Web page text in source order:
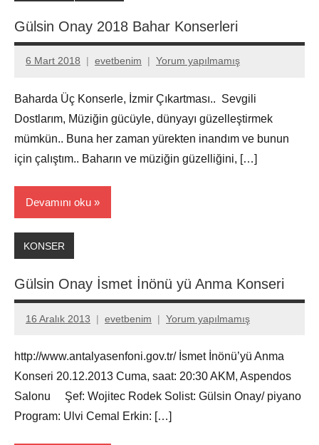
Gülsin Onay 2018 Bahar Konserleri
6 Mart 2018 evetbenim Yorum yapılmamış
Baharda Üç Konserle, İzmir Çıkartması.. Sevgili
Dostlarım, Müziğin gücüyle, dünyayı güzelleştirmek
mümkün.. Buna her zaman yürekten inandım ve bunun
için çalıştım.. Baharın ve müziğin güzelliğini, […]
Devamını oku
KONSER
Gülsin Onay İsmet İnönü yü Anma Konseri
16 Aralık 2013 evetbenim Yorum yapılmamış
http://www.antalyasenfoni.gov.tr/ İsmet İnönü’yü Anma
Konseri 20.12.2013 Cuma, saat: 20:30 AKM, Aspendos
Salonu Şef: Wojitec Rodek Solist: Gülsin Onay/ piyano
Program: Ulvi Cemal Erkin: […]